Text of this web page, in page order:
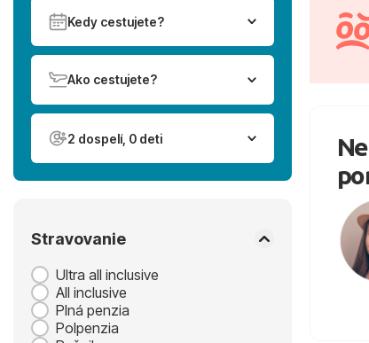
Kedy cestujete?
Ako cestujete?
2 dospelí, 0 deti
Stravovanie
Ultra all inclusive
All inclusive
Plná penzia
Polpenzia